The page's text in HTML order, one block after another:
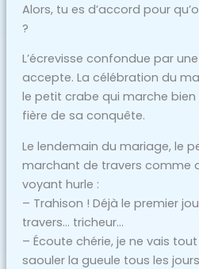
Alors, tu es d’accord pour
?
L’écrevisse confondue par
accepte. La célébration du
le petit crabe qui marche bien
fière de sa conquête.
Le lendemain du mariage, le
marchant de travers comme
voyant hurle :
– Trahison ! Déjà le premier
travers… tricheur…
– Écoute chérie, je ne vais
saouler la gueule tous les